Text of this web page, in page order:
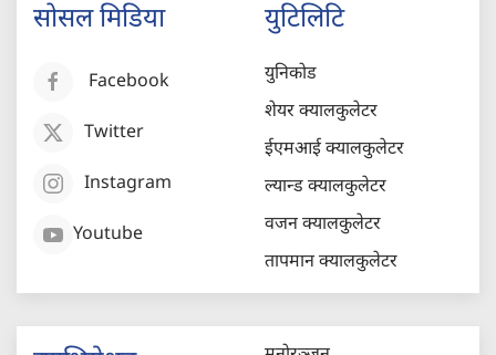
सोसल मिडिया
Facebook
Twitter
Instagram
Youtube
युटिलिटि
युनिकोड
शेयर क्यालकुलेटर
ईएमआई क्यालकुलेटर
ल्यान्ड क्यालकुलेटर
वजन क्यालकुलेटर
तापमान क्यालकुलेटर